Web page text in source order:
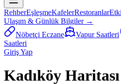
RehberEşleşmeKafelerRestoranlar
Ulaşım & Günlük Bilgiler →
Nöbetçi Eczane
Vapur Saatleri
Saatleri
Giriş Yap
Kadıköy Haritası